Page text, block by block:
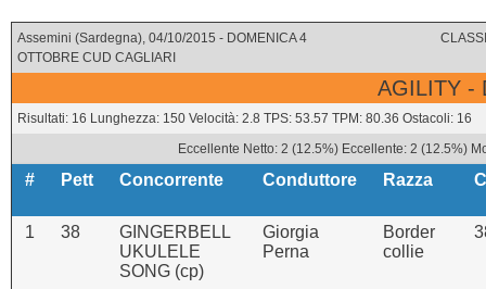
Assemini (Sardegna), 04/10/2015 - DOMENICA 4
OTTOBRE CUD CAGLIARI
AGILITY -
Risultati: 16 Lunghezza: 150 Velocità: 2.8 TPS: 53.57 TPM: 80.36 Ostacoli: 16
Eccellente Netto: 2 (12.5%) Eccellente: 2 (12.5%)
# Pett Concorrente Conduttore Razza
1 38
GINGERBELL
UKULELE
SONG (cp)
Giorgia
Perna
Border
collie